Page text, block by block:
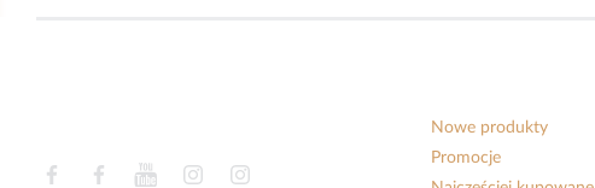
FacebookFacebookYouTubeInstagram
Nowe produkty
Promocje